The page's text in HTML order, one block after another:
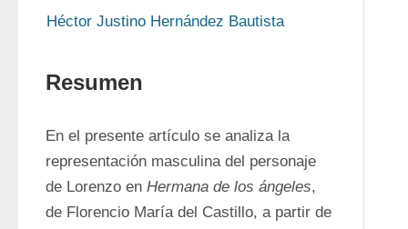
Héctor Justino Hernández Bautista
Resumen
En el presente artículo se analiza la
representación masculina del personaje
de Lorenzo en Hermana de los ángeles,
de Florencio María del Castillo, a partir de